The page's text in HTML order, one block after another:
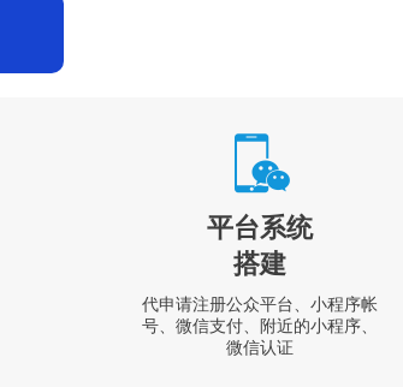
平台系统
搭建
代申请注册公众平台、小程序帐
号、微信支付、附近的小程序、
微信认证